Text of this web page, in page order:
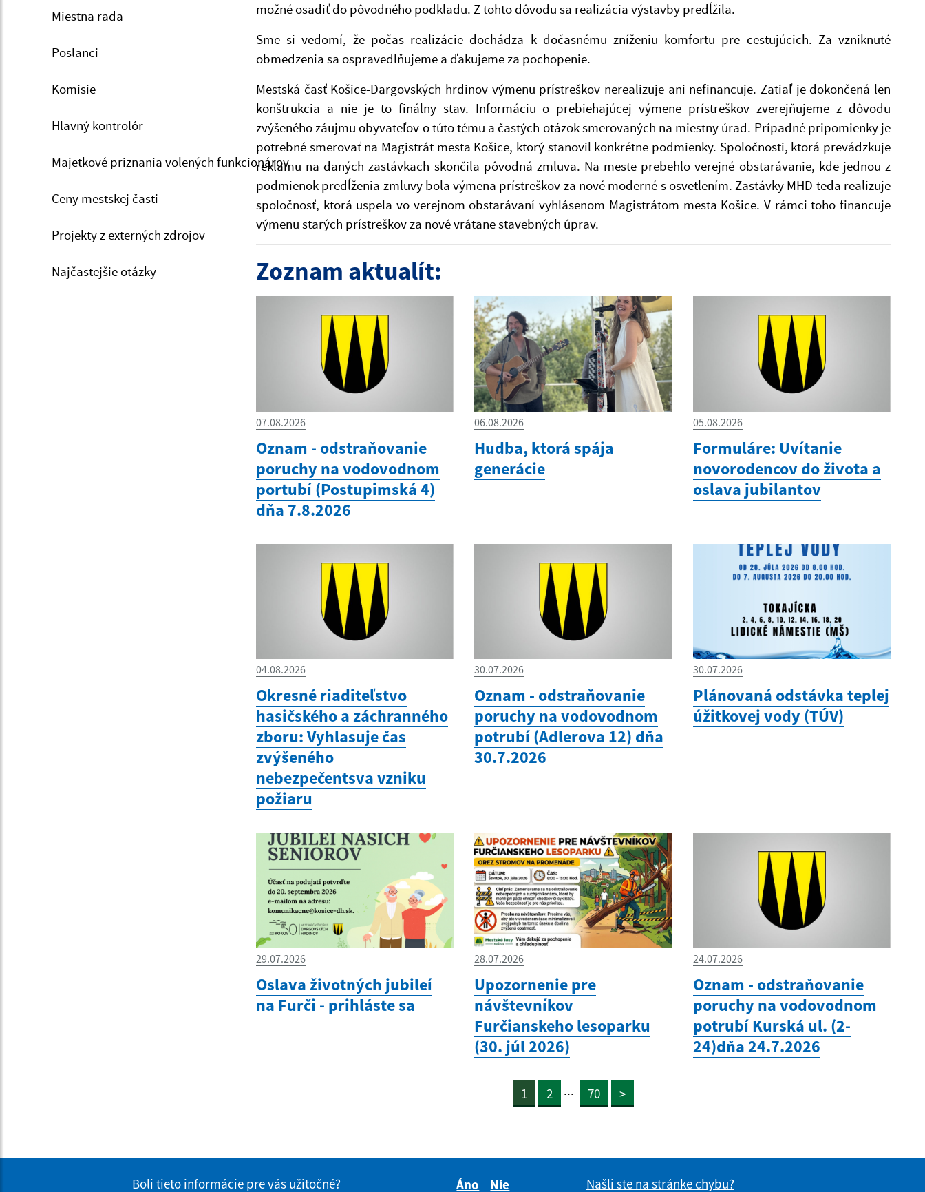
Miestna rada
Poslanci
Komisie
Hlavný kontrolór
Majetkové priznania volených funkcionárov
Ceny mestskej časti
Projekty z externých zdrojov
Najčastejšie otázky
možné osadiť do pôvodného podkladu. Z tohto dôvodu sa realizácia výstavby predĺžila.
Sme si vedomí, že počas realizácie dochádza k dočasnému zníženiu komfortu pre cestujúcich. Za vzniknuté
obmedzenia sa ospravedlňujeme a ďakujeme za pochopenie.
Mestská časť Košice-Dargovských hrdinov výmenu prístreškov nerealizuje ani nefinancuje. Zatiaľ je dokončená len
konštrukcia a nie je to finálny stav. Informáciu o prebiehajúcej výmene prístreškov zverejňujeme z dôvodu
zvýšeného záujmu obyvateľov o túto tému a častých otázok smerovaných na miestny úrad. Prípadné pripomienky je
potrebné smerovať na Magistrát mesta Košice, ktorý stanovil konkrétne podmienky. Spoločnosti, ktorá prevádzkuje
reklamu na daných zastávkach skončila pôvodná zmluva. Na meste prebehlo verejné obstarávanie, kde jednou z
podmienok predĺženia zmluvy bola výmena prístreškov za nové moderné s osvetlením. Zastávky MHD teda realizuje
spoločnosť, ktorá uspela vo verejnom obstarávaní vyhlásenom Magistrátom mesta Košice. V rámci toho financuje
výmenu starých prístreškov za nové vrátane stavebných úprav.
Zoznam aktualít:
07.08.2026
Oznam - odstraňovanie
poruchy na vodovodnom
portubí (Postupimská 4)
dňa 7.8.2026
06.08.2026
Hudba, ktorá spája
generácie
05.08.2026
Formuláre: Uvítanie
novorodencov do života a
oslava jubilantov
04.08.2026
Okresné riaditeľstvo
hasičského a záchranného
zboru: Vyhlasuje čas
zvýšeného
nebezpečentsva vzniku
požiaru
30.07.2026
Oznam - odstraňovanie
poruchy na vodovodnom
potrubí (Adlerova 12) dňa
30.7.2026
30.07.2026
Plánovaná odstávka teplej
úžitkovej vody (TÚV)
29.07.2026
Oslava životných jubileí
na Furči - prihláste sa
28.07.2026
Upozornenie pre
návštevníkov
Furčianskeho lesoparku
(30. júl 2026)
24.07.2026
Oznam - odstraňovanie
poruchy na vodovodnom
potrubí Kurská ul. (2-
24)dňa 24.7.2026
1 2 ... 70 >
Boli tieto informácie pre vás užitočné? Áno Nie Našli ste na stránke chybu?